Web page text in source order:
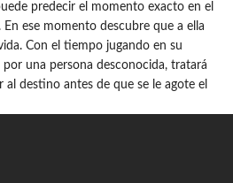
predecir el momento exacto en el
ese momento descubre que a ella
Con el tiempo jugando en su
una persona desconocida, tratará
al destino antes de que se le agote el